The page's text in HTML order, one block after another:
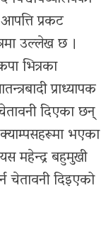
प्रकट
उल्लेख छ ।
भित्रका
प्राध्यापक
दिएका छन्
क्याम्पसहरूमा भएका
महेन्द्र बहुमुखी
चेतावनी दिइएको